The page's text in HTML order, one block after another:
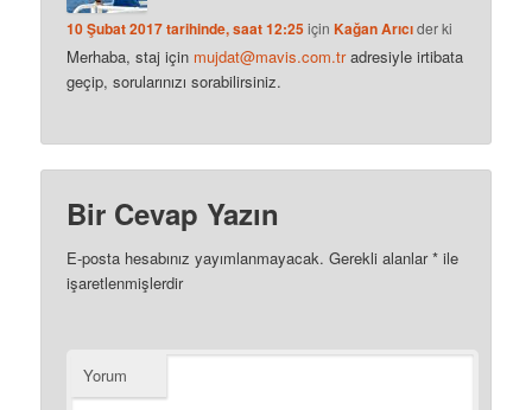
10 Şubat 2017 tarihinde, saat 12:25içinKağan Arıcıder ki
Merhaba, staj için mujdat@mavis.com.tradresiyle irtibata
geçip, sorularınızı sorabilirsiniz.
Bir Cevap Yazın
E-posta hesabınız yayımlanmayacak. Gerekli alanlar* ile
işaretlenmişlerdir
Yorum